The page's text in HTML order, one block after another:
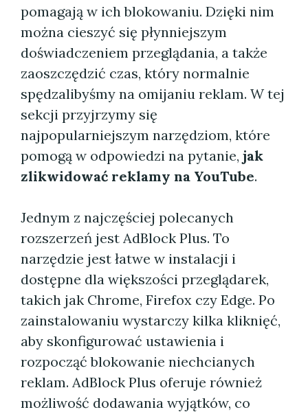
pomagają w ich blokowaniu. Dzięki nim
można cieszyć się płynniejszym
doświadczeniem przeglądania, a także
zaoszczędzić czas, który normalnie
spędzalibyśmy na omijaniu reklam. W tej
sekcji przyjrzymy się
najpopularniejszym narzędziom, które
pomogą w odpowiedzi na pytanie, jak
zlikwidować reklamy na YouTube.
Jednym z najczęściej polecanych
rozszerzeń jest AdBlock Plus. To
narzędzie jest łatwe w instalacji i
dostępne dla większości przeglądarek,
takich jak Chrome, Firefox czy Edge. Po
zainstalowaniu wystarczy kilka kliknięć,
aby skonfigurować ustawienia i
rozpocząć blokowanie niechcianych
reklam. AdBlock Plus oferuje również
możliwość dodawania wyjątków, co